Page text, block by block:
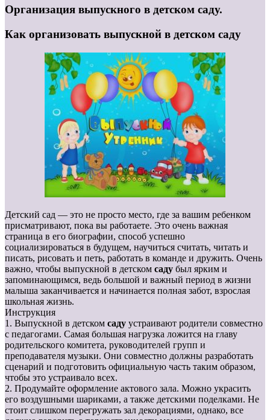
Организация выпускного в детском саду.
Как организовать выпускной в детском саду
Детский сад — это не просто место, где за вашим ребенком
присматривают, пока вы работаете. Это очень важная
страница в его биографии, способ успешно
социализироваться в будущем, научиться считать, читать и
писать, рисовать и петь, работать в команде и дружить. Очень
важно, чтобы выпускной в детском саду был ярким и
запоминающимся, ведь большой и важный период в жизни
малыша заканчивается и начинается полная забот, взрослая
школьная жизнь.
Инструкция
1. Выпускной в детском саду устраивают родители совместно
с педагогами. Самая большая нагрузка ложится на главу
родительского комитета, руководителей групп и
преподавателя музыки. Они совместно должны разработать
сценарий и подготовить официальную часть таким образом,
чтобы это устраивало всех.
2. Продумайте оформление актового зала. Можно украсить
его воздушными шариками, а также детскими поделками. Не
стоит слишком перегружать зал декорациями, однако, все